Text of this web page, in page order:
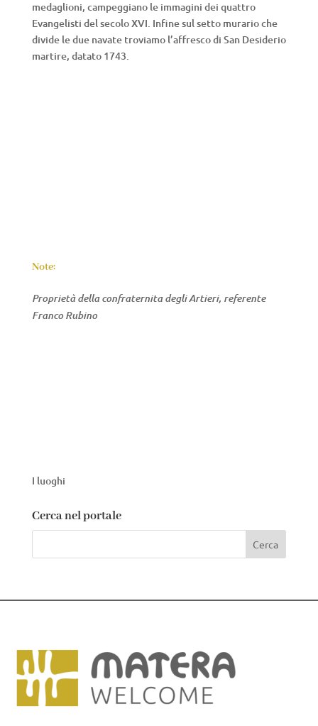
medaglioni, campeggiano le immagini dei quattro
Evangelisti del secolo XVI. Infine sul setto murario che
divide le due navate troviamo l’affresco di San Desiderio
martire, datato 1743.
Note:
Proprietà della confraternita degli Artieri, referente
Franco Rubino
I luoghi
Cerca nel portale